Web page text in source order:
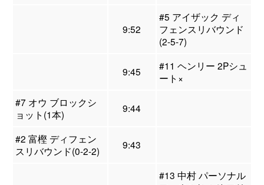
9:52
#5 アイザック ディ
フェンスリバウンド
(2-5-7)
9:45
#11 ヘンリー 2Pシュ
ート×
#7 オウ ブロックシ
ョット(1本)
9:44
#2 富樫 ディフェン
スリバウンド(0-2-2)
9:43
#13 中村 パーソナル